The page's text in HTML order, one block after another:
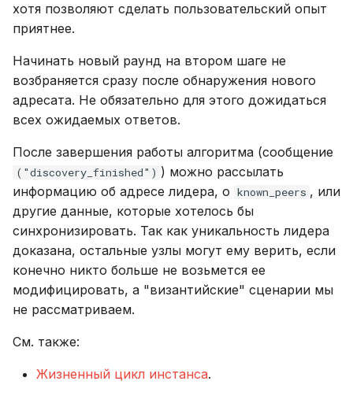
хотя позволяют сделать пользовательский опыт
приятнее.
Начинать новый раунд на втором шаге не
возбраняется сразу после обнаружения нового
адресата. Не обязательно для этого дожидаться
всех ожидаемых ответов.
После завершения работы алгоритма (сообщение
("discovery_finished") ) можно рассылать
информацию об адресе лидера, о known_peers , или
другие данные, которые хотелось бы
синхронизировать. Так как уникальность лидера
доказана, остальные узлы могут ему верить, если
конечно никто больше не возьмется ее
модифицировать, а "византийские" сценарии мы
не рассматриваем.
См. также:
Жизненный цикл инстанса.